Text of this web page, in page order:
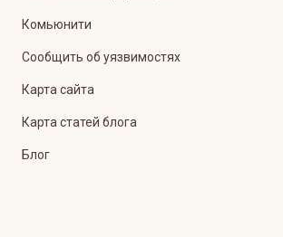
Комьюнити
Сообщить об уязвимостях
Карта сайта
Карта статей блога
Блог